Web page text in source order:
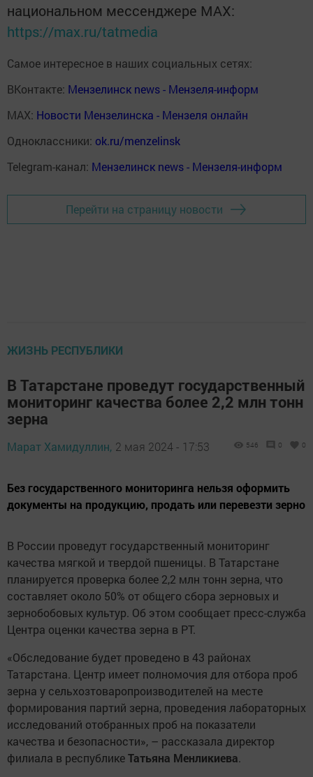
национальном мессенджере MАХ:
https://max.ru/tatmedia
Самое интересное в наших социальных сетях:
ВКонтакте: Мензелинск news - Мензеля-информ
MAX: Новости Мензелинска - Мензеля онлайн
Одноклассники: ok.ru/menzelinsk
Telegram-канал: Мензелинск news - Мензеля-информ
Перейти на страницу новости
ЖИЗНЬ РЕСПУБЛИКИ
В Татарстане проведут государственный
мониторинг качества более 2,2 млн тонн
зерна
Марат Хамидуллин, 2 мая 2024 - 17:53 546 0 0
Без государственного мониторинга нельзя оформить
документы на продукцию, продать или перевезти зерно
В России проведут государственный мониторинг
качества мягкой и твердой пшеницы. В Татарстане
планируется проверка более 2,2 млн тонн зерна, что
составляет около 50% от общего сбора зерновых и
зернобобовых культур. Об этом сообщает пресс-служба
Центра оценки качества зерна в РТ.
«Обследование будет проведено в 43 районах
Татарстана. Центр имеет полномочия для отбора проб
зерна у сельхозтоваропроизводителей на месте
формирования партий зерна, проведения лабораторных
исследований отобранных проб на показатели
качества и безопасности», – рассказала директор
филиала в республикеТатьяна Менликиева.